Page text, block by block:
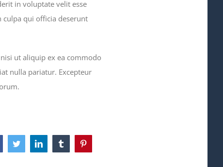
in voluptate velit esse
culpa qui officia deserunt
ut aliquip ex ea commodo
nulla pariatur. Excepteur
FacebookTwitterLinkedIn TumblrPinterest